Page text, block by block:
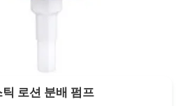
로션 분배 펌프